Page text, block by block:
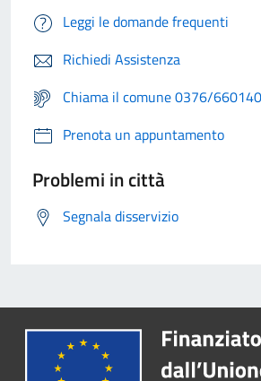
Leggi le domande frequenti
Richiedi Assistenza
Chiama il comune 0376/660140
Prenota un appuntamento
Problemi in città
Segnala disservizio